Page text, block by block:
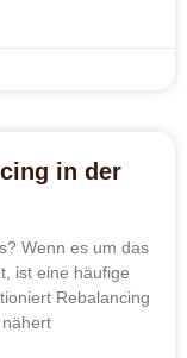
in der
Wenn es um das
ist eine häufige
Rebalancing